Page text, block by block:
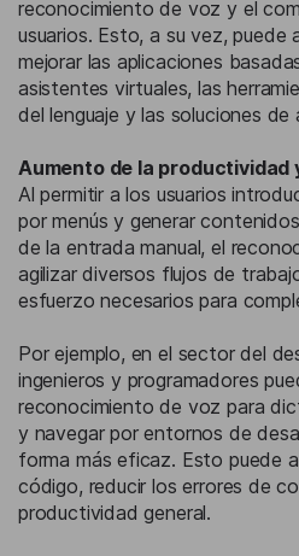
reconocimiento de voz y el
usuarios. Esto, a su vez,
mejorar las aplicaciones
asistentes virtuales, las
del lenguaje y las soluciones de
Aumento de la productividad
Al permitir a los usuarios
por menús y generar
de la entrada manual, el
agilizar diversos flujos de
esfuerzo necesarios para
Por ejemplo, en el sector del
ingenieros y programadores
reconocimiento de voz para
y navegar por entornos de
forma más eficaz. Esto puede
código, reducir los errores de
productividad general.